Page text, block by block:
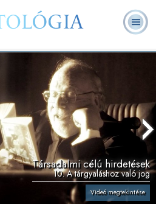
Önkéntes lelkészek
Társadalmi célú hirdetések
10. A tárgyaláshoz való jog
Videó megtekintése